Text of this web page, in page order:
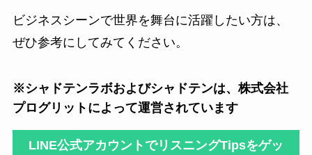
ビジネスシーンで世界を舞台に活躍したい方は、
ぜひ参考にしてみてください。
※シャドテンラボおよびシャドテンは、株式会社
プログリットによって運営されています
LINE公式アカウントでリスニングTipsをゲッ